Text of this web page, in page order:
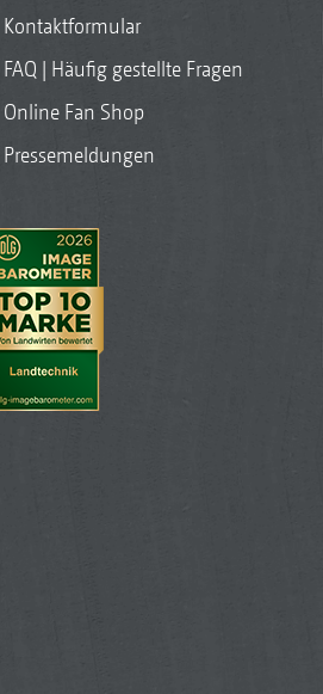
Kontaktformular
FAQ | Häufig gestellte Fragen
Online Fan Shop
Pressemeldungen